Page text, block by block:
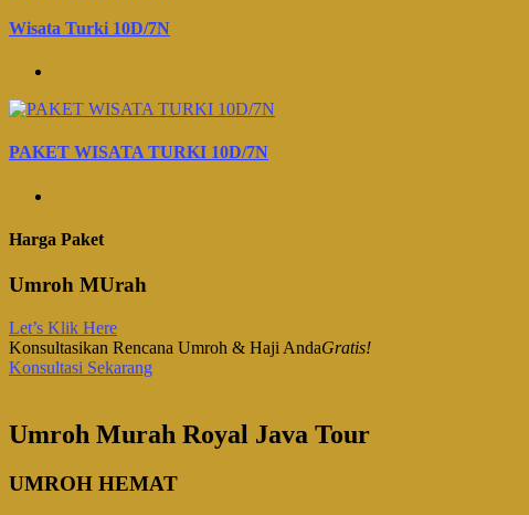
Wisata Turki 10D/7N
PAKET WISATA TURKI 10D/7N
Harga Paket
Umroh MUrah
Let’s Klik Here
Konsultasikan Rencana Umroh & Haji AndaGratis!
Konsultasi Sekarang
Umroh Murah Royal Java Tour
UMROH HEMAT